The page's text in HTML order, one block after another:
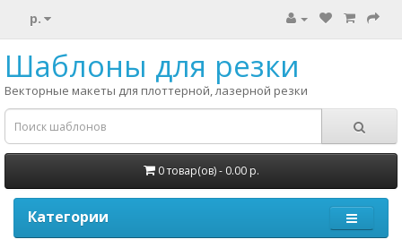
р.
Шаблоны для резки
Векторные макеты для плоттерной, лазерной резки
0 товар(ов) - 0.00 р.
Категории